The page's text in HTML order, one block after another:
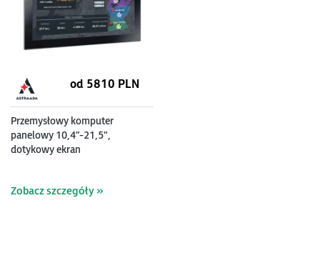
Przemysłowy komputer
panelowy 10,4”-21,5",
dotykowy ekran
do 32 GB RAM
od 5810 PLN
Zobacz szczegóły »